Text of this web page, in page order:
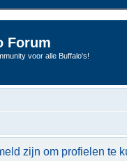
Forum
voor alle Buffalo's!
zijn om profielen te